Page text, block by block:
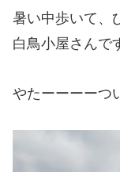
暑い中歩いて、
白鳥小屋さんで
やたーーーーつ